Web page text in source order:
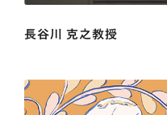
長谷川 克之教授